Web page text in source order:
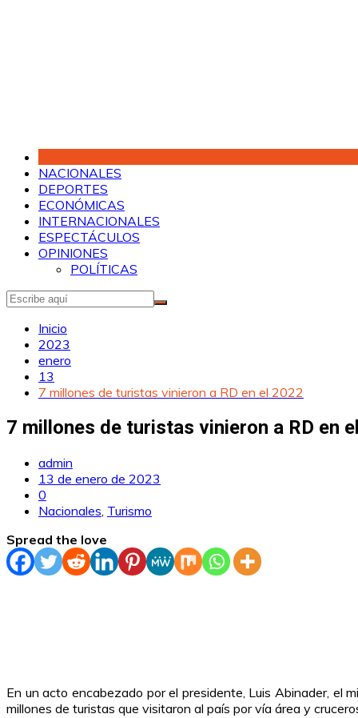
NACIONALES
DEPORTES
ECONÓMICAS
INTERNACIONALES
ESPECTÁCULOS
OPINIONES
POLÍTICAS
Inicio
2023
enero
13
7 millones de turistas vinieron a RD en el 2022
7 millones de turistas vinieron a RD en
admin
13 de enero de 2023
0
Nacionales Turismo
Spread the love
En un acto encabezado por el presidente, Luis Abinader, el
millones de turistas que visitaron al país por vía área y